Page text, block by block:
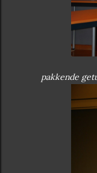
pakkende